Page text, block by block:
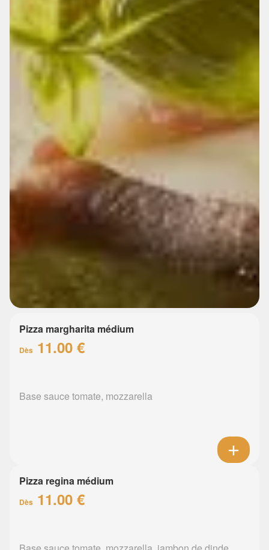
Pizza margharita médium
Dès 11.00 €
Base sauce tomate, mozzarella
Pizza regina médium
Dès 11.00 €